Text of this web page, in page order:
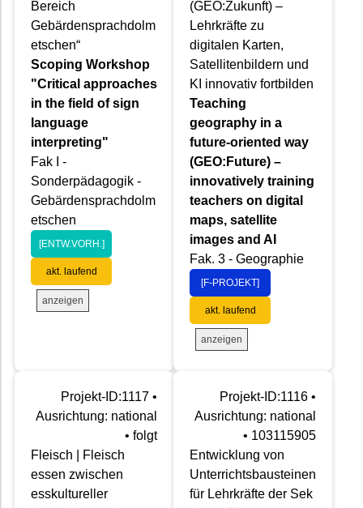
Bereich
Gebärdensprachdolm
etschen“
Scoping Workshop
"Critical approaches
in the field of sign
language
interpreting"
Fak I -
Sonderpädagogik -
Gebärdensprachdolm
etschen
[ENTW.VORH.]
akt. laufend
anzeigen
(GEO:Zukunft) –
Lehrkräfte zu
digitalen Karten,
Satellitenbildern und
KI innovativ fortbilden
Teaching
geography in a
future-oriented way
(GEO:Future) –
innovatively training
teachers on digital
maps, satellite
images and AI
Fak. 3 - Geographie
[F-PROJEKT]
akt. laufend
anzeigen
Projekt-ID:1117 •
Ausrichtung: national
• folgt
Fleisch | Fleisch
essen zwischen
esskultureller
Projekt-ID:1116 •
Ausrichtung: national
• 103115905
Entwicklung von
Unterrichtsbausteinen
für Lehrkräfte der Sek